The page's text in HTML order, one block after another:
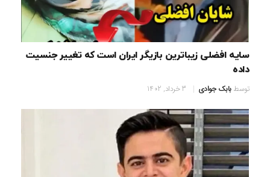
سایه افضلی زیباترین بازیگر ایران است که تغییر جنسیت
داده
توسطبابک جوادی 3 خرداد, 1402